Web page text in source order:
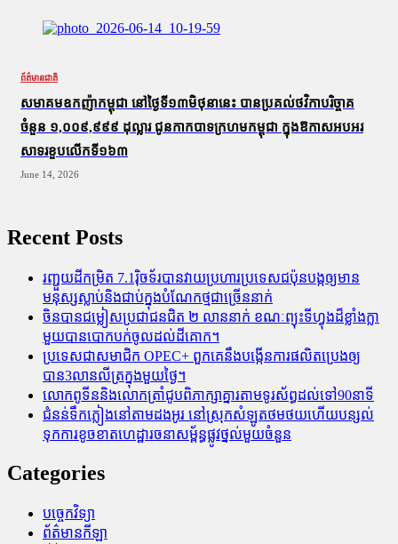
ព័ត៌មានជាតិ
សមាគមឧកញ៉ាកម្ពុជា នៅថ្ងៃទី១៣មិថុនានេះ បានប្រគល់ថវិកាបរិច្ចាគ
ចំនួន ១,០០៩,៩៩៩ ដុល្លារ ជូនកាកបាទក្រហមកម្ពុជា ក្នុងឱកាសអបអរ
សាទរខួបលើកទី១៦៣
June 14, 2026
Recent Posts
រញ្ជួយដីកម្រិត​ 7.1រ៉ិចទ័របានវាយប្រហារប្រទេសជប៉ុនបង្កឲ្យមាន
មនុស្សស្លាប់​និង​ជាប់ក្នុងបំណែកថ្មជាច្រើននាក់
ចិនបានជម្លៀសប្រជាជនជិត ២ លាននាក់ ខណៈព្យុះទីហ្វុងដ៏ខ្លាំងក្លា
មួយបានបោកបក់ចូលដល់ដីគោក។
ប្រទេសជាសមាជិក OPEC+​ ពួកគេនឹងបង្កើនការផលិតប្រេងឲ្យ
បាន3លានលីត្រក្នុងមួយថ្ងៃ។
លោកពូទីននិងលោកត្រាំជូបពិភាក្សាគ្នារតាមទូរស័ព្ធដល់ទៅ90នាទី
ជំនន់​ទឹកភ្លៀង​នៅ​តាម​ដងអូរ​ នៅ​ស្រុក​សំឡូត​ថមថយ​ហើយ​បន្សល់​
ទុក​ការ​ខូចខាត​ហេដ្ឋារចនាសម្ព័ន្ធ​ផ្លូវថ្នល់​មួយ​ចំនួន
Categories
បច្ចេកវិទ្យា
ព័ត៌មានកីឡា